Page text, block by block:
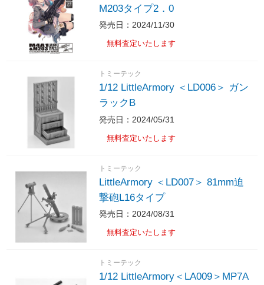
M203タイプ2．0
発売日：2024/11/30
無料査定いたします
トミーテック
1/12 LittleArmory ＜LD006＞ ガン
ラックB
発売日：2024/05/31
無料査定いたします
トミーテック
LittleArmory ＜LD007＞ 81mm迫
撃砲L16タイプ
発売日：2024/08/31
無料査定いたします
トミーテック
1/12 LittleArmory＜LA009＞MP7A